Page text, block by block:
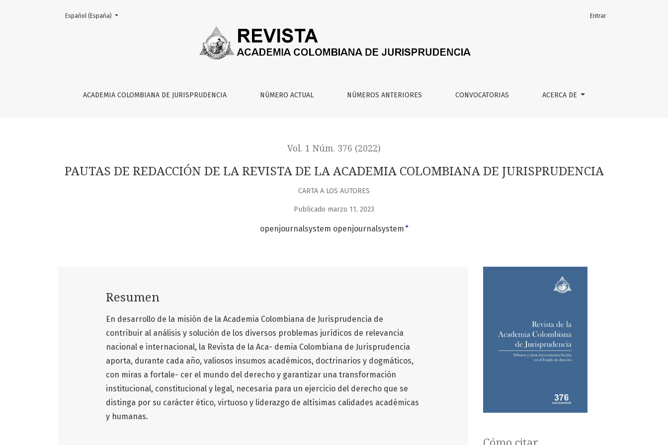
PAUTAS DE REDACCIÓN DE LA REVISTA DE LA ACADEMIA COLOMBIANA DE JURISPRUDENCIA
ACADEMIA COLOMBIANA DE JURISPRUDENCIA NÚMERO ACTUAL NÚMEROS ANTERIORES CONVOCATORIAS ACERCA DE
Entrar
Change the language. The current language is:
Español (España)
Vol. 1 Núm. 376 (2022)
PAUTAS DE REDACCIÓN DE LA REVISTA DE LA ACADEMIA COLOMBIANA DE JURISPRUDENCIA
CARTA A LOS AUTORES
Publicado marzo 11, 2023
openjournalsystem openjournalsystem +
Resumen
En desarrollo de la misión de la Academia Colombiana de Jurisprudencia de
contribuir al análisis y solución de los diversos problemas jurídicos de relevancia
nacional e internacional, la Revista de la Aca- demia Colombiana de Jurisprudencia
aporta, durante cada año, valiosos insumos académicos, doctrinarios y dogmáticos,
con miras a fortale- cer el mundo del derecho y garantizar una transformación
institucional, constitucional y legal, necesaria para un ejercicio del derecho que se
distinga por su carácter ético, virtuoso y liderazgo de altísimas calidades académicas
y humanas.